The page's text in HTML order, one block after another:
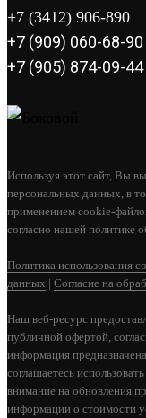
+7 (3412) 906-890
+7 (909) 060-68-90
+7 (905) 874-09-44
Используя этот сайт, Вы
персональных данных, в
применением cookie-
согласно нашей политике
Политика использования
данных | Согласие на
Наш веб-ресурс
публичной офертой,
информация
соглашаетесь
внимание на обновления
информации о стоимости